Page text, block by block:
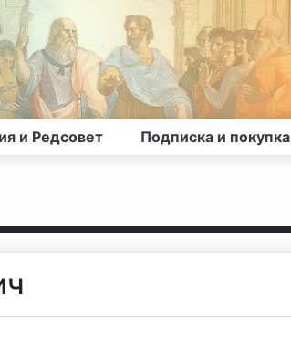
и Редсовет Подписка и покупка